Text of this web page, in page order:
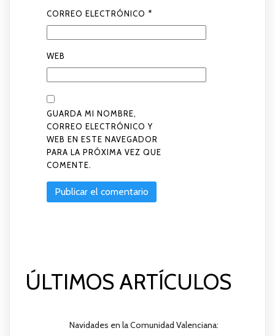
CORREO ELECTRÓNICO *
WEB
GUARDA MI NOMBRE,
CORREO ELECTRÓNICO Y
WEB EN ESTE NAVEGADOR
PARA LA PRÓXIMA VEZ QUE
COMENTE.
ÚLTIMOS ARTÍCULOS
Navidades en la Comunidad Valenciana: